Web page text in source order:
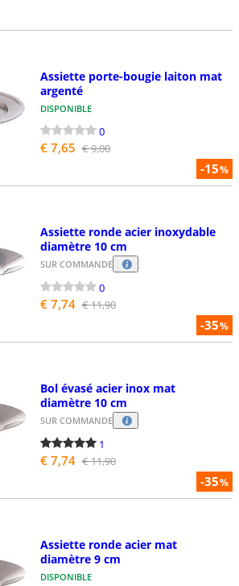
-15%
Assiette porte-bougie laiton mat
argenté
DISPONIBLE
0
€ 7,65 € 9,00
-35%
Assiette ronde acier inoxydable
diamètre 10 cm
SUR COMMANDE
0
€ 7,74 € 11,90
-35%
Bol évasé acier inox mat
diamètre 10 cm
SUR COMMANDE
1
€ 7,74 € 11,90
Assiette ronde acier mat
diamètre 9 cm
DISPONIBLE